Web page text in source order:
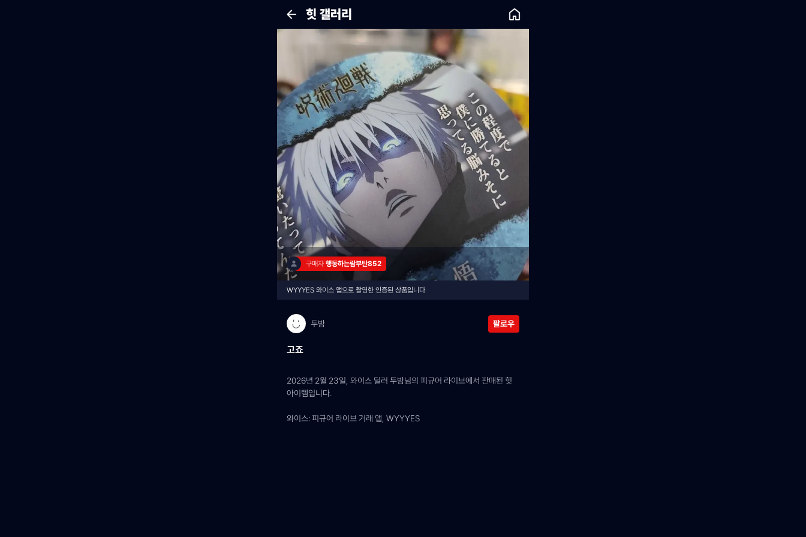
힛 갤러리
구매자 행동하는람부탄852
WYYYES 와이스 앱으로 촬영한 인증된 상품입니다
두밤 팔로우
고죠
2026년 2월 23일, 와이스 딜러 두밤님의 피규어 라이브에서 판매된 힛
아이템입니다.
와이스: 피규어 라이브 거래 앱, WYYYES